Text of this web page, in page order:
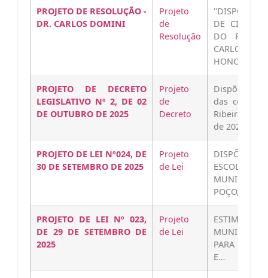
PROJETO DE RESOLUÇÃO -
DR. CARLOS DOMINI
Projeto
de
Resolução
''DISPÕE
DE
DO
CARLOS
PROJETO DE DECRETO
LEGISLATIVO Nº 2, DE 02
DE OUTUBRO DE 2025
Projeto
de
Decreto
Dispõe
das contas
Ribeira do
de 2020,…
PROJETO DE LEI Nº024, DE
30 DE SETEMBRO DE 2025
Projeto
de Lei
DISPÕE
ESCOLA DA
MUNICIPAL,
POÇO,
PROJETO DE LEI Nº 023,
DE 29 DE SETEMBRO DE
2025
Projeto
de Lei
ESTIMA A
MUNICÍPIO
PARA O
E…